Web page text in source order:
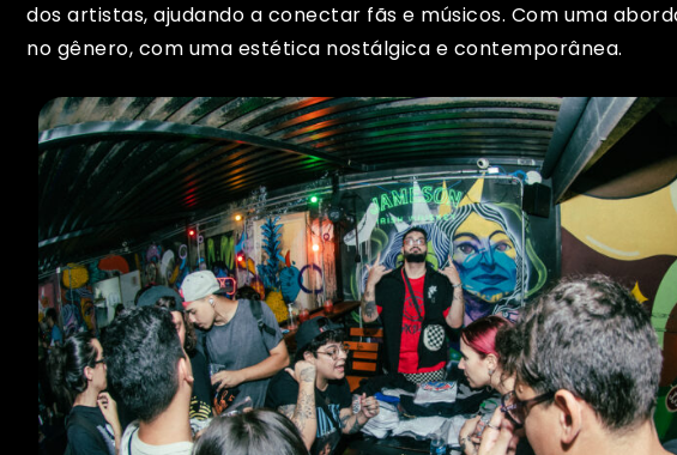
dos artistas, ajudando a conectar fãs e músicos. Com uma
no gênero, com uma estética nostálgica e contemporânea.